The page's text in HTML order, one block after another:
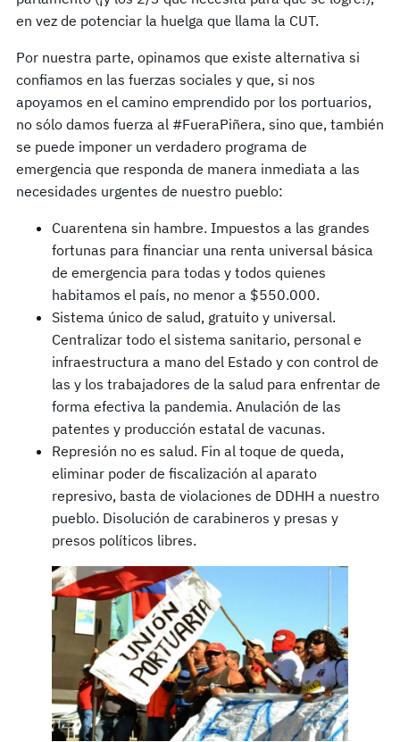
en vez de potenciar la huelga que llama la CUT.
Por nuestra parte, opinamos que existe alternativa si
confiamos en las fuerzas sociales y que, si nos
apoyamos en el camino emprendido por los portuarios,
no sólo damos fuerza al #FueraPiñera, sino que, también
se puede imponer un verdadero programa de
emergencia que responda de manera inmediata a las
necesidades urgentes de nuestro pueblo:
Cuarentena sin hambre. Impuestos a las grandes
fortunas para financiar una renta universal básica
de emergencia para todas y todos quienes
habitamos el país, no menor a $550.000.
Sistema único de salud, gratuito y universal.
Centralizar todo el sistema sanitario, personal e
infraestructura a mano del Estado y con control de
las y los trabajadores de la salud para enfrentar de
forma efectiva la pandemia. Anulación de las
patentes y producción estatal de vacunas.
Represión no es salud. Fin al toque de queda,
eliminar poder de fiscalización al aparato
represivo, basta de violaciones de DDHH a nuestro
pueblo. Disolución de carabineros y presas y
presos políticos libres.